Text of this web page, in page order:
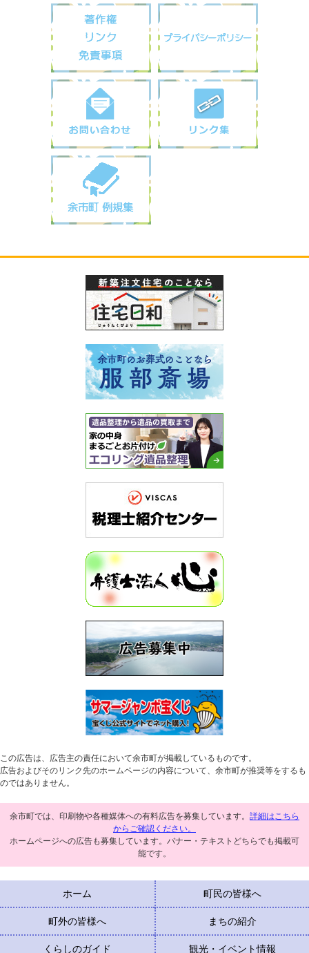
この広告は、広告主の責任において余市町が掲載しているものです。
広告およびそのリンク先のホームページの内容について、余市町が推奨等をするも
のではありません。
余市町では、印刷物や各種媒体への有料広告を募集しています。 詳細はこちら
からご確認ください。
ホームページへの広告も募集しています。バナー・テキストどちらでも掲載可
能です。
ホーム 町民の皆様へ
町外の皆様へ まちの紹介
くらしのガイド 観光・イベント情報